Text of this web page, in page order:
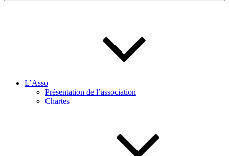
L’Asso
Présentation de l’association
Chartes